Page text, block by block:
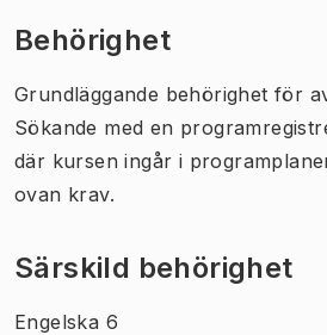
Behörighet
Grundläggande behörighet för
Sökande med en
där kursen ingår i
ovan krav.
Särskild behörighet
Engelska 6